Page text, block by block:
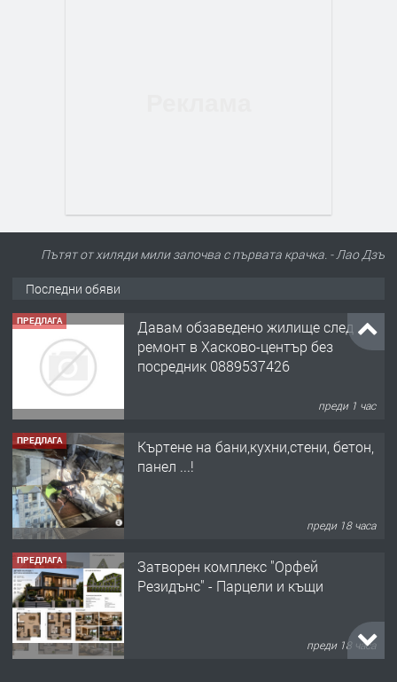
Пътят от хиляди мили започва с първата крачка. - Лао Дзъ
Последни обяви
ПРЕДЛАГА
Къртене на бани,кухни,стени, бетон,
панел ...!
преди 18 часа
ПРЕДЛАГА
Затворен комплекс "Орфей
Резидънс" - Парцели и къщи
преди 18 часа
ПРЕДЛАГА
Продавам парцел в кв. Младежки
хълм в Хасково без посредници 0889
преди 18 часа